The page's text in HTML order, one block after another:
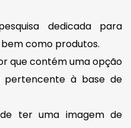
dedicada para
como produtos.
que contém uma opção
à base de
ter uma imagem de